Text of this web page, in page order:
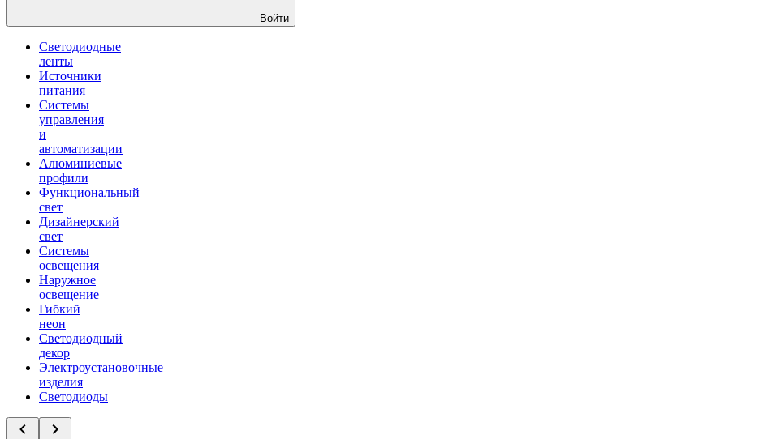
Войти
Светодиодные
ленты
Источники
питания
Системы
управления
и
автоматизации
Алюминиевые
профили
Функциональный
свет
Дизайнерский
свет
Системы
освещения
Наружное
освещение
Гибкий
неон
Светодиодный
декор
Электроустановочные
изделия
Светодиоды